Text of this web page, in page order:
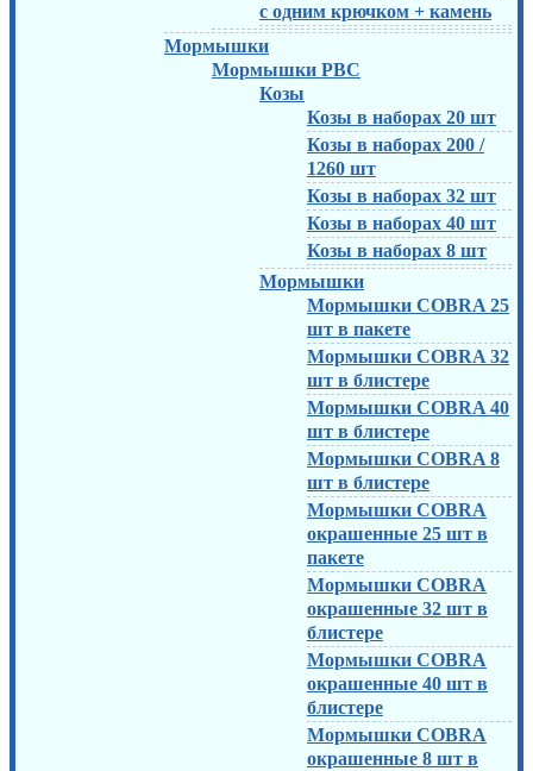
с одним крючком + камень
Мормышки
Мормышки РВС
Козы
Козы в наборах 20 шт
Козы в наборах 200 /
1260 шт
Козы в наборах 32 шт
Козы в наборах 40 шт
Козы в наборах 8 шт
Мормышки
Мормышки COBRA 25
шт в пакете
Мормышки COBRA 32
шт в блистере
Мормышки COBRA 40
шт в блистере
Мормышки COBRA 8
шт в блистере
Мормышки COBRA
окрашенные 25 шт в
пакете
Мормышки COBRA
окрашенные 32 шт в
блистере
Мормышки COBRA
окрашенные 40 шт в
блистере
Мормышки COBRA
окрашенные 8 шт в